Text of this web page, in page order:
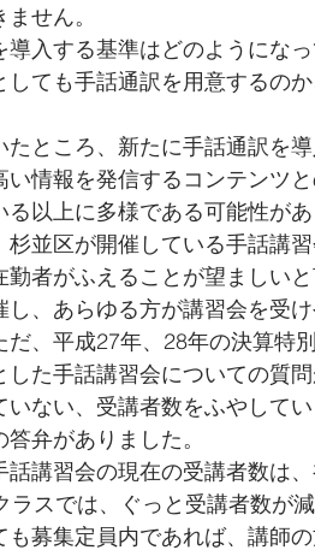
せん。
入する基準はどのようにな
ても手話通訳を用意するの
ところ、新たに手話通訳を
情報を発信するコンテンツ
以上に多様である可能性が
並区が開催している手話講
者がふえることが望ましい
、あらゆる方が講習会を受
、平成27年、28年の決算特
た手話講習会についての質
ない、受講者数をふやして
弁がありました。
講習会の現在の受講者数は
スでは、ぐっと受講者数が
募集定員内であれば、講師